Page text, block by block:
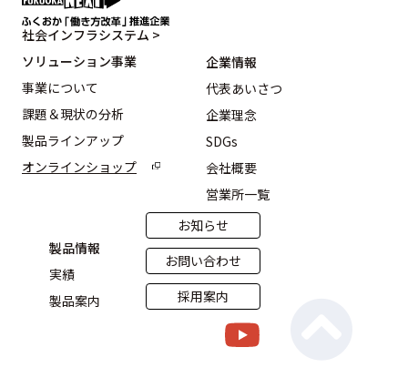
社会インフラシステム >
ソリューション事業
事業について
課題＆現状の分析
製品ラインアップ
オンラインショップ
企業情報
代表あいさつ
企業理念
SDGs
会社概要
営業所一覧
製品情報
実績
製品案内
お知らせ
お問い合わせ
採用案内